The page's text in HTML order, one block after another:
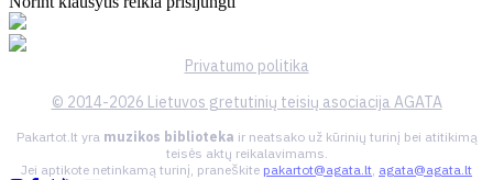
Privatumo politika
© 2014-2026 Lietuvos gretutinių teisių asociacija AGATA
Pakartot.lt yra muzikos biblioteka ir neatsako už kūrinių turinį bei atitikimą
teisės aktų reikalavimams.
Jei aptikote netinkamą turinį, praneškite pakartot@agata.lt, agata@agata.lt